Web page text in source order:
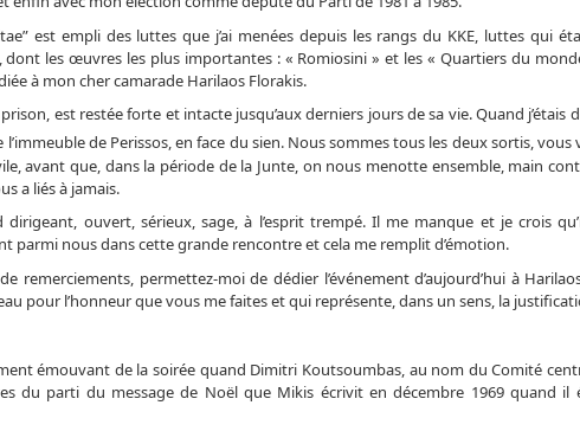
est empli des luttes que j’ai menées depuis les rangs du KKE, luttes qui
les œuvres les plus importantes : « Romiosini » et les « Quartiers du
à mon cher camarade Harilaos Florakis.
est restée forte et intacte jusqu’aux derniers jours de sa vie. Quand j’étais
de Perissos, en face du sien. Nous sommes tous les deux sortis, vous
avant que, dans la période de la Junte, on nous menotte ensemble, main
a liés à jamais.
ouvert, sérieux, sage, à l’esprit trempé. Il me manque et je crois
parmi nous dans cette grande rencontre et cela me remplit d’émotion.
remerciements, permettez-moi de dédier l’événement d’aujourd’hui à
pour l’honneur que vous me faites et qui représente, dans un sens, la
émouvant de la soirée quand Dimitri Koutsoumbas, au nom du Comité
du parti du message de Noël que Mikis écrivit en décembre 1969 quand